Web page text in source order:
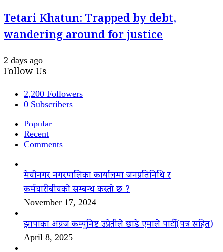
Tetari Khatun: Trapped by debt,
wandering around for justice
2 days ago
Follow Us
2,200 Followers
0 Subscribers
Popular
Recent
Comments
मेचीनगर नगरपालिका कार्यालमा जनप्रतिनिधि र
कर्मचारीबीचको सम्बन्ध कस्तो छ ?
November 17, 2024
झापाका अग्रज कम्युनिष्ट उप्रेतीले छाडे एमाले पार्टी(पत्र सहित)
April 8, 2025